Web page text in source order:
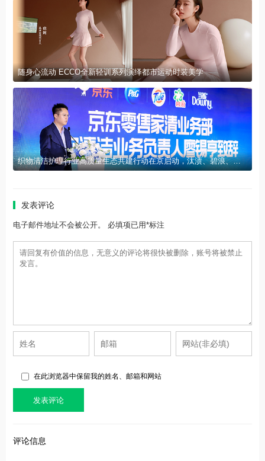
随身心流动 ECCO全新轻训系列演绎都市运动时装美学
织物清洁护理行业高质量生态共建行动在京启动，汰渍、碧浪、当妮品牌获京东首批品质认证，宝洁洗衣科研成果荣登国际SCI期刊
发表评论
电子邮件地址不会被公开。 必填项已用*标注
在此浏览器中保留我的姓名、邮箱和网站
评论信息